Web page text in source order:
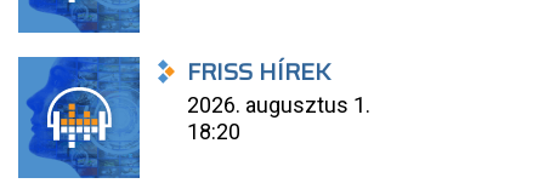
FRISS HÍREK
2026. augusztus 1.
18:20